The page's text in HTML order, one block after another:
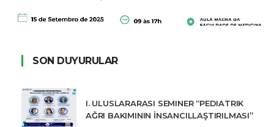
SON DUYURULAR
I. ULUSLARARASI SEMINER “PEDIATRIK
AĞRI BAKIMININ İNSANCILLAŞTIRILMASI”